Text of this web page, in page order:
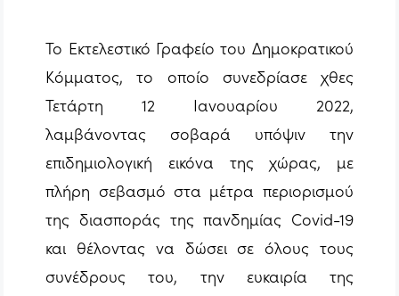
Το Εκτελεστικό Γραφείο του Δημοκρατικού
Κόμματος, το οποίο συνεδρίασε χθες
Τετάρτη 12 Ιανουαρίου 2022,
λαμβάνοντας σοβαρά υπόψιν την
επιδημιολογική εικόνα της χώρας, με
πλήρη σεβασμό στα μέτρα περιορισμού
της διασποράς της πανδημίας Covid-19
και θέλοντας να δώσει σε όλους τους
συνέδρους του, την ευκαιρία της